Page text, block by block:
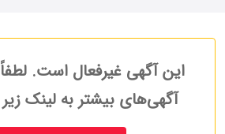
این آگهی غیرفعال است.
آگهی‌های بیشتر به لینک